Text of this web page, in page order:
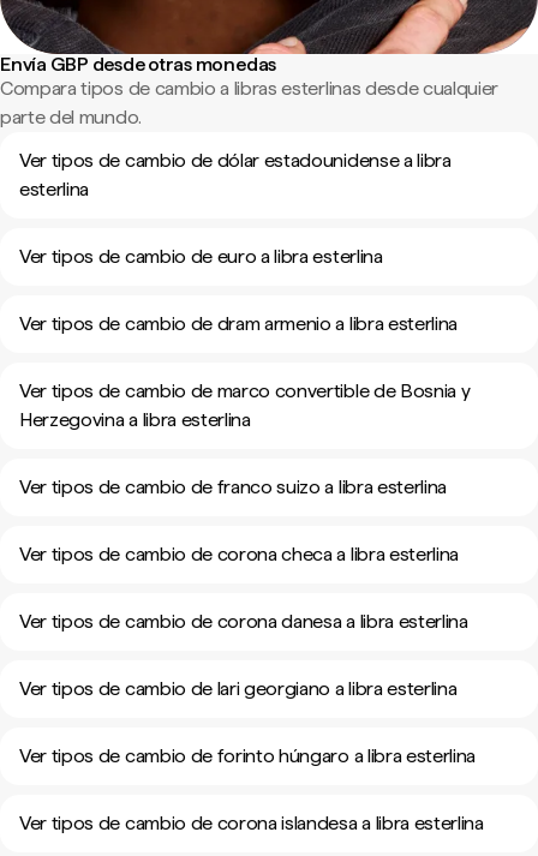
Envía GBP desde otras monedas
Compara tipos de cambio a libras esterlinas desde cualquier
parte del mundo.
Ver tipos de cambio de dólar estadounidense a libra
esterlina
Ver tipos de cambio de euro a libra esterlina
Ver tipos de cambio de dram armenio a libra esterlina
Ver tipos de cambio de marco convertible de Bosnia y
Herzegovina a libra esterlina
Ver tipos de cambio de franco suizo a libra esterlina
Ver tipos de cambio de corona checa a libra esterlina
Ver tipos de cambio de corona danesa a libra esterlina
Ver tipos de cambio de lari georgiano a libra esterlina
Ver tipos de cambio de forinto húngaro a libra esterlina
Ver tipos de cambio de corona islandesa a libra esterlina